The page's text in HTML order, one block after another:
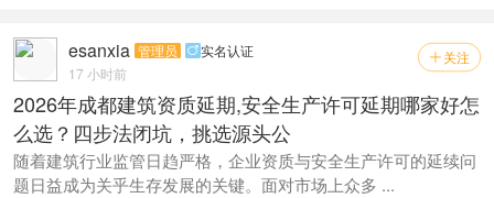
 关注
esanxia 管理员 实名认证
17 小时前
2026年成都建筑资质延期,安全生产许可延期哪家好怎
么选？四步法闭坑，挑选源头公
随着建筑行业监管日趋严格，企业资质与安全生产许可的延续问
题日益成为关乎生存发展的关键。面对市场上众多 ...